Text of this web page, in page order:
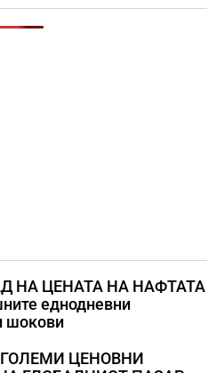
НА ЦЕНАТА НА НАФТАТА
еднодневни
шокови
ЦЕНОВНИ